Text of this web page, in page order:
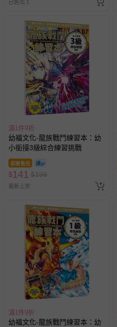
已售出 1
滿1件9折
幼福文化-龍族戰鬥練習本：幼
小銜接3級綜合練習挑戰
即將售完
$141 $199
最新上架
滿1件9折
幼福文化-龍族戰鬥練習本：幼